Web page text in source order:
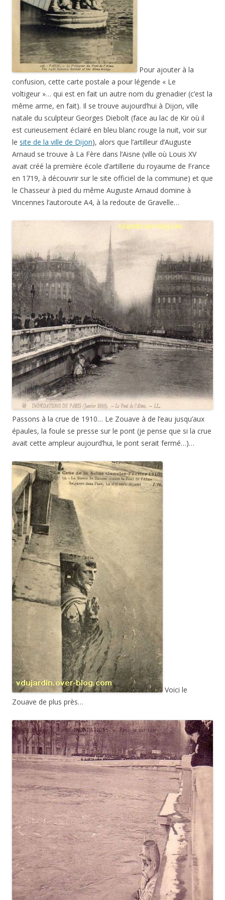
Pour ajouter à la
confusion, cette carte postale a pour légende « Le
voltigeur »… qui est en fait un autre nom du grenadier (c’est la
même arme, en fait). Il se trouve aujourd’hui à Dijon, ville
natale du sculpteur Georges Diebolt (face au lac de Kir où il
est curieusement éclairé en bleu blanc rouge la nuit, voir sur
le site de la ville de Dijon), alors que l’artilleur d’Auguste
Arnaud se trouve à La Fère dans l’Aisne (ville où Louis XV
avait créé la première école d’artillerie du royaume de France
en 1719, à découvrir sur le site officiel de la commune) et que
le Chasseur à pied du même Auguste Arnaud domine à
Vincennes l’autoroute A4, à la redoute de Gravelle…
Passons à la crue de 1910… Le Zouave à de l’eau jusqu’aux
épaules, la foule se presse sur le pont (je pense que si la crue
avait cette ampleur aujourd’hui, le pont serait fermé…)…
Voici le
Zouave de plus près…